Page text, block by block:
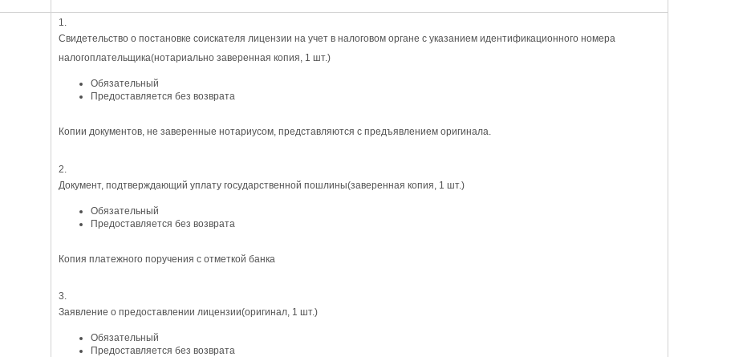
1.
Свидетельство о постановке соискателя лицензии на учет в налоговом органе с указанием идентификационного номера
налогоплательщика(нотариально заверенная копия, 1 шт.)
Обязательный
Предоставляется без возврата
Копии документов, не заверенные нотариусом, представляются с предъявлением оригинала.
2.
Документ, подтверждающий уплату государственной пошлины(заверенная копия, 1 шт.)
Обязательный
Предоставляется без возврата
Копия платежного поручения с отметкой банка
3.
Заявление о предоставлении лицензии(оригинал, 1 шт.)
Обязательный
Предоставляется без возврата